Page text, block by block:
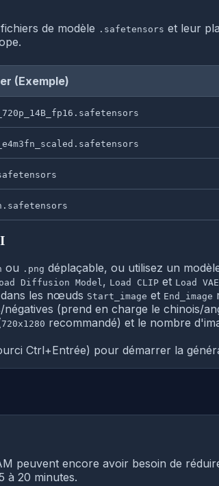
de modèle .safetensors et leur
(Exemple)
ou .png déplaçable, ou utilisez un
Diffusion Model, Load CLIP et Load VAE
dans les nœuds Start_image et End_image
négatives (prend en charge le chinois/
720x1280 recommandé) et le nombre
Ctrl+Entrée) pour démarrer la
peuvent encore avoir besoin de
à 20 minutes.